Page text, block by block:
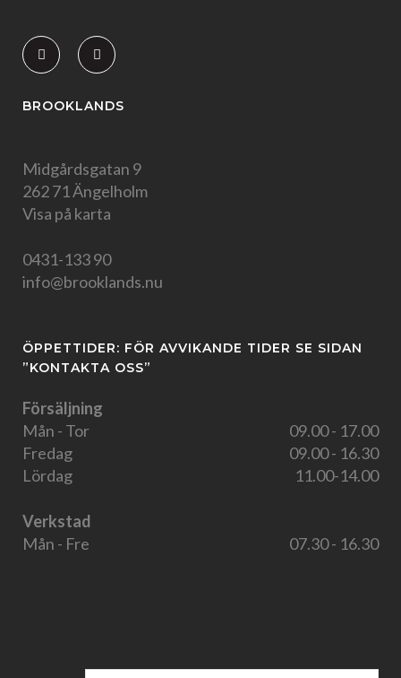
BROOKLANDS
Midgårdsgatan 9
262 71 Ängelholm
Visa på karta
0431-133 90
info@brooklands.nu
ÖPPETTIDER: FÖR AVVIKANDE TIDER SE SIDAN
”KONTAKTA OSS”
Försäljning
Mån - Tor
09.00 - 17.00
Fredag
09.00 - 16.30
Lördag
11.00-14.00
Verkstad
Mån - Fre
07.30 - 16.30